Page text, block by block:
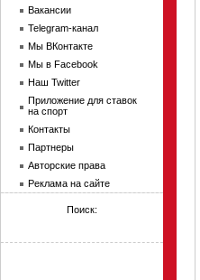
Вакансии
Telegram-канал
Мы ВКонтакте
Мы в Facebook
Наш Twitter
Приложение для ставок
на спорт
Контакты
Партнеры
Авторские права
Реклама на сайте
Поиск: